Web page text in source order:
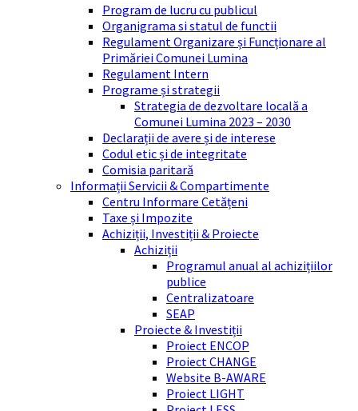
Program de lucru cu publicul
Organigrama si statul de functii
Regulament Organizare și Funcționare al
Primăriei Comunei Lumina
Regulament Intern
Programe și strategii
Strategia de dezvoltare locală a
Comunei Lumina 2023 – 2030
Declarații de avere și de interese
Codul etic și de integritate
Comisia paritară
Informații Servicii & Compartimente
Centru Informare Cetățeni
Taxe și Impozite
Achiziții, Investiții & Proiecte
Achiziții
Programul anual al achizițiilor
publice
Centralizatoare
SEAP
Proiecte & Investiții
Proiect ENCOP
Proiect CHANGE
Website B-AWARE
Proiect LIGHT